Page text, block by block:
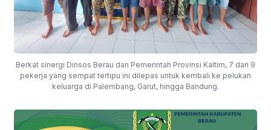
Berkat sinergi Dinsos Berau dan Pemerintah Provinsi Kaltim, 7 dari 9
pekerja yang sempat tertipu ini dilepas untuk kembali ke pelukan
keluarga di Palembang, Garut, hingga Bandung.